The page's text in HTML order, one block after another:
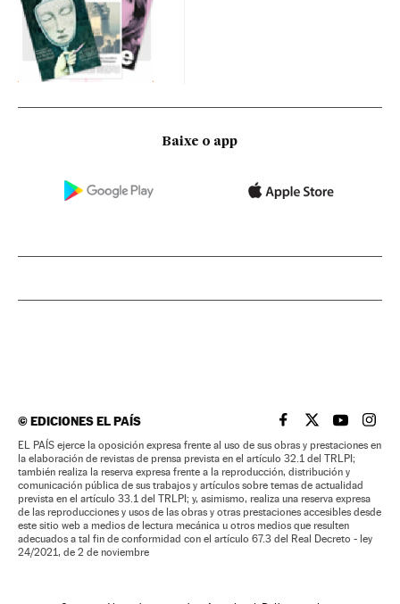
Baixe o app
©EDICIONES EL PAÍS EL PAÍS BRASIL EN
EL PAÍSEL PAÍS
EL
EL PAÍS ejerce la oposición expresa frente al uso de sus obras y prestaciones en
la elaboración de revistas de prensa prevista en el artículo 32.1 del TRLPI;
también realiza la reserva expresa frente a la reproducción, distribución y
comunicación pública de sus trabajos y artículos sobre temas de actualidad
prevista en el artículo 33.1 del TRLPI; y, asimismo, realiza una reserva expresa
de las reproducciones y usos de las obras y otras prestaciones accesibles desde
este sitio web a medios de lectura mecánica u otros medios que resulten
adecuados a tal fin de conformidad con el artículo 67.3 del Real Decreto - ley
24/2021, de 2 de noviembre